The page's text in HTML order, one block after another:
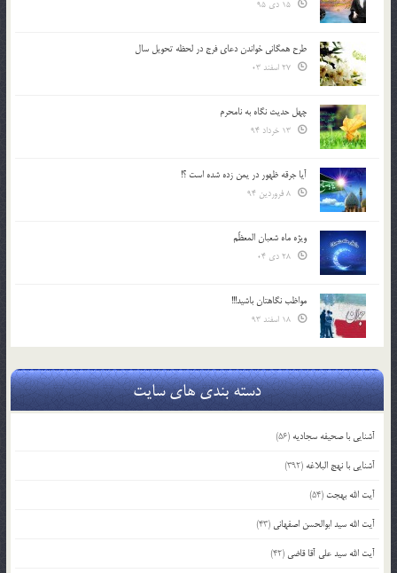
طرح همگانی خواندن دعای فرج در لحظه تحویل سال
چهل حدیث نگاه به نامحرم
آیا جرقه ظهور در یمن زده شده است ؟!
ویژه ماه شعبان المعظّم
مواظب نگاهتان باشید!!!
دسته بندی های سایت
آشنایی با صحیفه سجادیه (56)
آشنایی با نهج البلاغه (392)
آیت الله بهجت (54)
آیت الله سید ابوالحسن اصفهانی (43)
آیت الله سید علی آقا قاضی (42)